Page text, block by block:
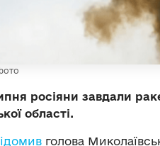
росіяни завдали
області.
голова